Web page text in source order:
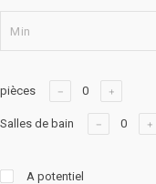
pièces
Salles de bain
A potentiel